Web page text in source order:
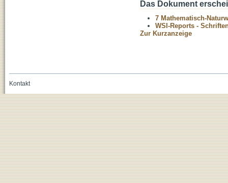
Das Dokument
7 Mathematisch-
WSI-Reports -
Zur Kurzanzeige
Kontakt